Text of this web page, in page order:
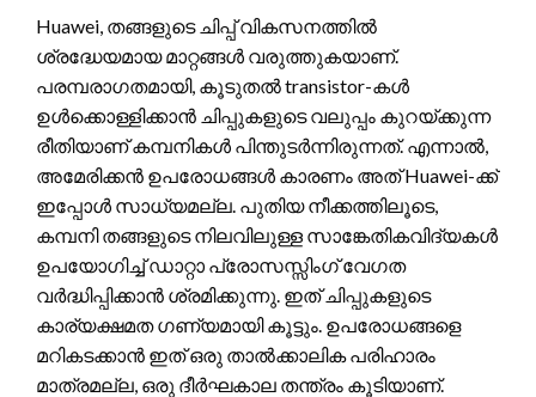
Huawei, തങ്ങളുടെ ചിപ്പ് വികസനത്തിൽ
ശ്രദ്ധേയമായ മാറ്റങ്ങൾ വരുത്തുകയാണ്.
പരമ്പരാഗതമായി, കൂടുതൽ transistor-കൾ
ഉൾക്കൊള്ളിക്കാൻ ചിപ്പുകളുടെ വലുപ്പം കുറയ്ക്കുന്ന
രീതിയാണ് കമ്പനികൾ പിന്തുടർന്നിരുന്നത്. എന്നാൽ,
അമേരിക്കൻ ഉപരോധങ്ങൾ കാരണം അത് Huawei-ക്ക്
ഇപ്പോൾ സാധ്യമല്ല. പുതിയ നീക്കത്തിലൂടെ,
കമ്പനി തങ്ങളുടെ നിലവിലുള്ള സാങ്കേതികവിദ്യകൾ
ഉപയോഗിച്ച് ഡാറ്റാ പ്രോസസ്സിംഗ് വേഗത
വർദ്ധിപ്പിക്കാൻ ശ്രമിക്കുന്നു. ഇത് ചിപ്പുകളുടെ
കാര്യക്ഷമത ഗണ്യമായി കൂട്ടും. ഉപരോധങ്ങളെ
മറികടക്കാൻ ഇത് ഒരു താൽക്കാലിക പരിഹാരം
മാത്രമല്ല, ഒരു ദീർഘകാല തന്ത്രം കൂടിയാണ്.